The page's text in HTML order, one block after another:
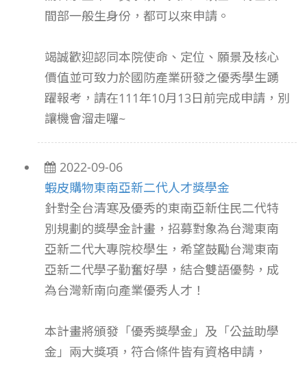
間部一般生身份，都可以來申請。
竭誠歡迎認同本院使命、定位、願景及核心
價值並可致力於國防產業研發之優秀學生踴
躍報考，請在111年10月13日前完成申請，別
讓機會溜走囉~
2022-09-06
蝦皮購物東南亞新二代人才獎學金
針對全台清寒及優秀的東南亞新住民二代特
別規劃的獎學金計畫，招募對象為台灣東南
亞新二代大專院校學生，希望鼓勵台灣東南
亞新二代學子勤奮好學，結合雙語優勢，成
為台灣新南向產業優秀人才！
本計畫將頒發「優秀獎學金」及「公益助學
金」兩大獎項，符合條件皆有資格申請，